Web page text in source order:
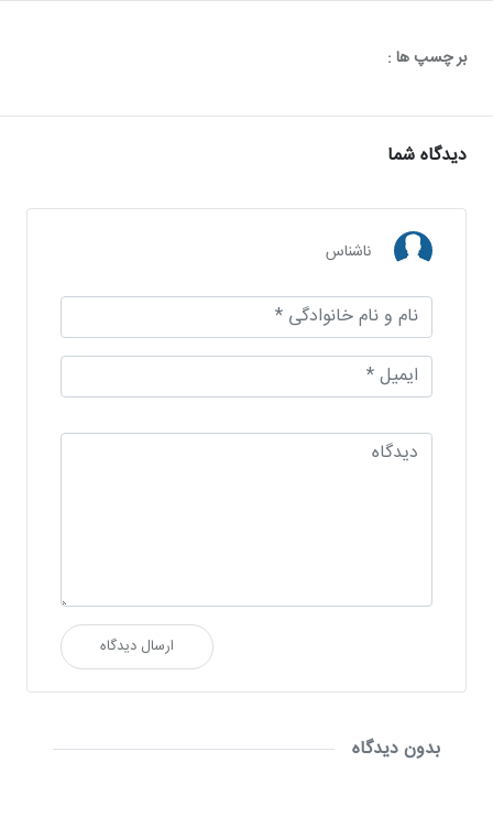
بر چسپ ها :
دیدگاه شما
ناشناس
ارسال دیدگاه
بدون دیدگاه